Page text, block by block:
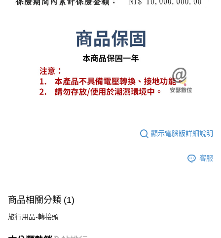
顯示電腦版詳細說明
客服
商品相關分類 (1)
旅行用品-轉接頭